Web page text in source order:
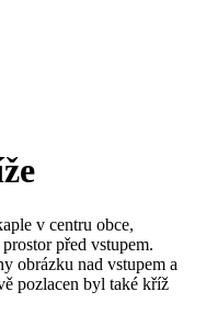
v centru obce,
před vstupem.
obrázku nad vstupem a
pozlacen byl také kříž